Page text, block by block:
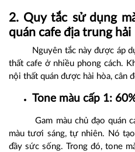
2. Quy tắc sử dụng
quán cafe địa trung hải
Nguyên tắc này được áp
thất cafe ở nhiều phong cách.
nội thất quán được hài hòa, cân
Tone màu cấp 1:
Gam màu chủ đạo quán
màu tươi sáng, tự nhiên. Nó
đầy sức sống. Trong đó, tone